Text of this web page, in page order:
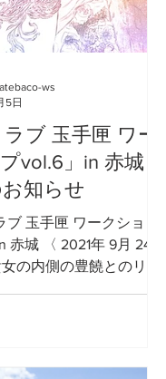
ラブ 玉手匣 ワー
vol.6」in 赤城
お知らせ
ブ 玉手匣 ワークショッ
赤城 〈 2021年 9月 24〜
の内側の豊饒とのリコ
ws
5日